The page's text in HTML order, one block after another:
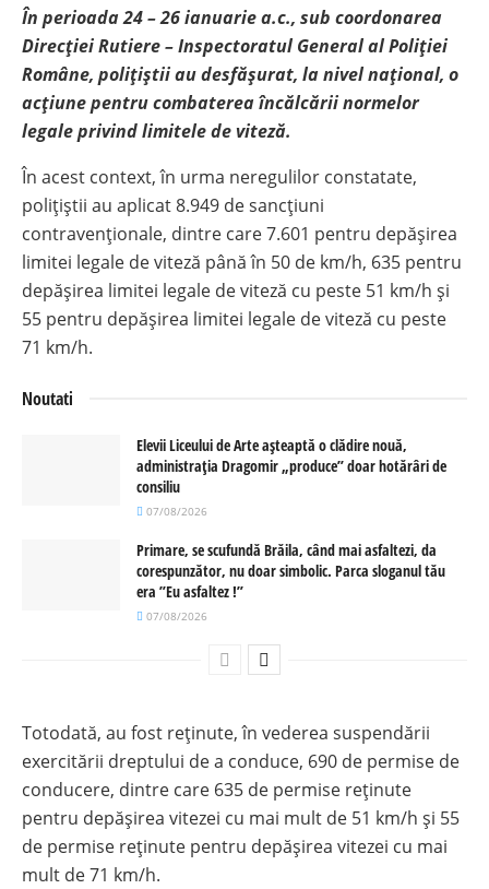
În perioada 24 – 26 ianuarie a.c., sub coordonarea
Direcției Rutiere – Inspectoratul General al Poliției
Române, polițiștii au desfășurat, la nivel național, o
acțiune pentru combaterea încălcării normelor
legale privind limitele de viteză.
În acest context, în urma neregulilor constatate,
polițiștii au aplicat 8.949 de sancțiuni
contravenționale, dintre care 7.601 pentru depășirea
limitei legale de viteză până în 50 de km/h, 635 pentru
depășirea limitei legale de viteză cu peste 51 km/h și
55 pentru depășirea limitei legale de viteză cu peste
71 km/h.
Noutati
Elevii Liceului de Arte așteaptă o clădire nouă,
administrația Dragomir „produce” doar hotărâri de
consiliu
07/08/2026
Primare, se scufundă Brăila, când mai asfaltezi, da
corespunzător, nu doar simbolic. Parca sloganul tău
era ”Eu asfaltez !”
07/08/2026
Totodată, au fost reținute, în vederea suspendării
exercitării dreptului de a conduce, 690 de permise de
conducere, dintre care 635 de permise reținute
pentru depășirea vitezei cu mai mult de 51 km/h și 55
de permise reținute pentru depășirea vitezei cu mai
mult de 71 km/h.